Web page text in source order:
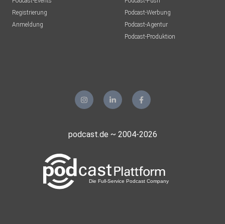
Registrierung
Anmeldung
Podcast-Werbung
Podcast-Agentur
Podcast-Produktion
podcast.de ~ 2004-2026